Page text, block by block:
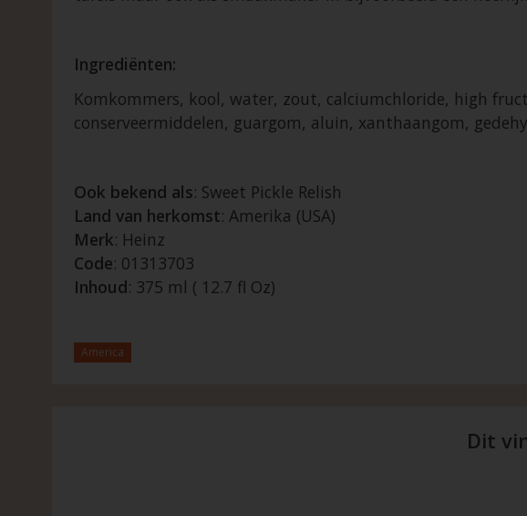
Ingrediënten:
Komkommers, kool, water, zout, calciumchloride, high
conserveermiddelen, guargom, aluin, xanthaangom,
Ook bekend als: Sweet Pickle Relish
Land van herkomst: Amerika (USA)
Merk: Heinz
Code: 01313703
Inhoud: 375 ml ( 12.7 fl Oz)
America
Dit